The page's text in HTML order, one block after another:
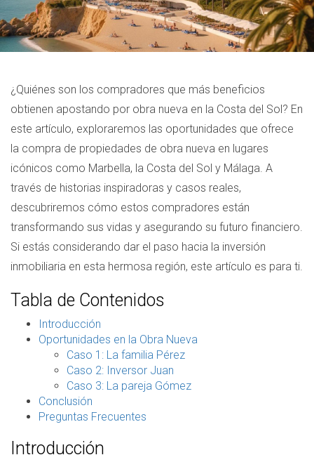
¿Quiénes son los compradores que más beneficios
obtienen apostando por obra nueva en la Costa del Sol? En
este artículo, exploraremos las oportunidades que ofrece
la compra de propiedades de obra nueva en lugares
icónicos como Marbella, la Costa del Sol y Málaga. A
través de historias inspiradoras y casos reales,
descubriremos cómo estos compradores están
transformando sus vidas y asegurando su futuro financiero.
Si estás considerando dar el paso hacia la inversión
inmobiliaria en esta hermosa región, este artículo es para ti.
Tabla de Contenidos
Introducción
Oportunidades en la Obra Nueva
Caso 1: La familia Pérez
Caso 2: Inversor Juan
Caso 3: La pareja Gómez
Conclusión
Preguntas Frecuentes
Introducción